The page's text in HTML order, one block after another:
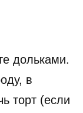
дольками.
в
торт (если